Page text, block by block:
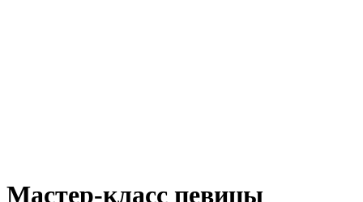
Мастер-класс певицы